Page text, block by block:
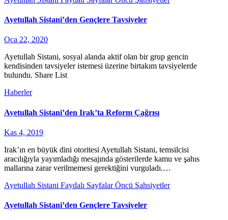
Ayetullah Sistani’den Gençlere Tavsiyeler
Oca 22, 2020
Ayetullah Sistani, sosyal alanda aktif olan bir grup gencin
kendisinden tavsiyeler istemesi üzerine birtakım tavsiyelerde
bulundu. Share List
Haberler
Ayetullah Sistani’den Irak’ta Reform Çağrısı
Kas 4, 2019
Irak’ın en büyük dini otoritesi Ayetullah Sistani, temsilcisi
aracılığıyla yayımladığı mesajında gösterilerde kamu ve şahıs
mallarına zarar verilmemesi gerektiğini vurguladı.…
Ayetullah Sistani Faydalı SayfalarÖncü Şahsiyetler
Ayetullah Sistani’den Gençlere Tavsiyeler